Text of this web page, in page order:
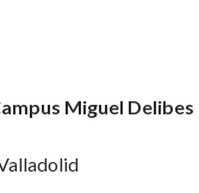
Miguel Delibes